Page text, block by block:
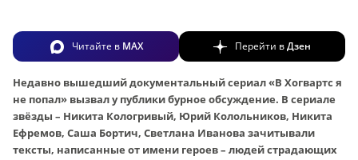
Читайте в MAX Перейти вДзен
Недавно вышедший документальный сериал «В Хогвартс я
не попал» вызвал у публики бурное обсуждение. В сериале
звёзды – Никита Кологривый, Юрий Колольников, Никита
Ефремов, Саша Бортич, Светлана Иванова зачитывали
тексты, написанные от имени героев – людей страдающих